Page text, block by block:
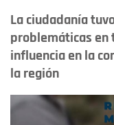
La ciudadanía
problemáticas en
influencia en la
la región